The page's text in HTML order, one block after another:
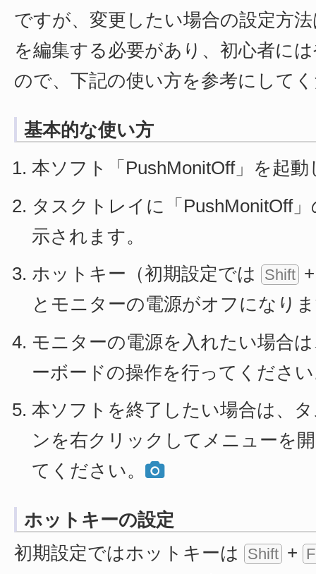
ですが、変更したい場合の設定方
を編集する必要があり、初心者に
ので、下記の使い方を参考にして
基本的な使い方
本ソフト「PushMonitOff」を起動
タスクトレイに「PushMonitOff
示されます。
ホットキー（初期設定では
Shift
とモニターの電源がオフになり
モニターの電源を入れたい場合
ーボードの操作を行ってくださ
本ソフトを終了したい場合は、
ンを右クリックしてメニューを
てください。
ホットキーの設定
初期設定ではホットキーは
Shift +